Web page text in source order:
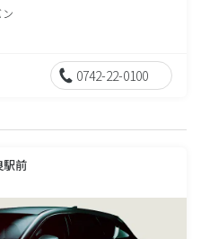
0742-22-0100
駅前